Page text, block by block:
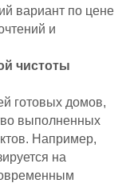
вариант по цене
и
чистоты
готовых домов,
выполненных
Например,
на